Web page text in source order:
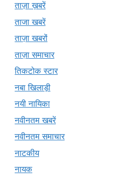
ताज़ा ख़बरें
ताजा खबरें
ताज़ा खबरों
ताज़ा समाचार
तिकटोक स्टार
नबा खिलाड़ी
नयी नायिका
नवीनतम खबरें
नवीनतम समाचार
नाटकीय
नायक